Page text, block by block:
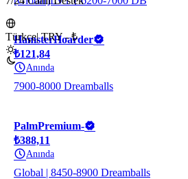
Türkçe|TRY - ₺
HamsterHoarder
₺121,84
Anında
7900-8000 Dreamballs
PalmPremium-
₺388,11
Anında
Global | 8450-8900 Dreamballs